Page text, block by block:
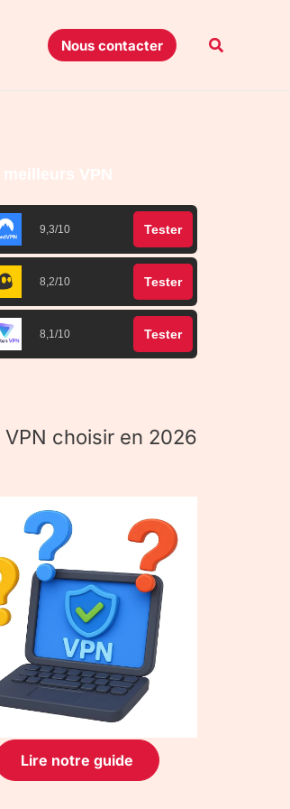
Nous contacter
meilleurs VPN
9,3/10 Tester
8,2/10 Tester
8,1/10 Tester
VPN choisir en 2026
Lire notre guide